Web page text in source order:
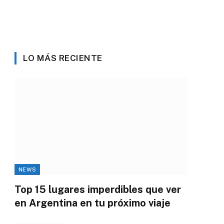
LO MÁS RECIENTE
NEWS
Top 15 lugares imperdibles que ver
en Argentina en tu próximo viaje